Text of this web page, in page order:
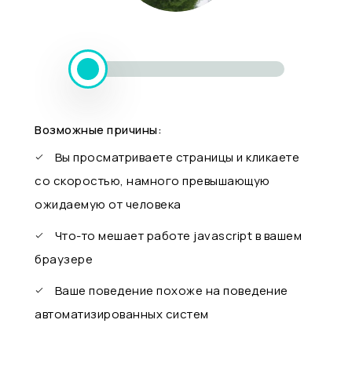
Возможные причины:
Вы просматриваете страницы и кликаете
со скоростью, намного превышающую
ожидаемую от человека
Что-то мешает работе javascript в вашем
браузере
Ваше поведение похоже на поведение
автоматизированных систем